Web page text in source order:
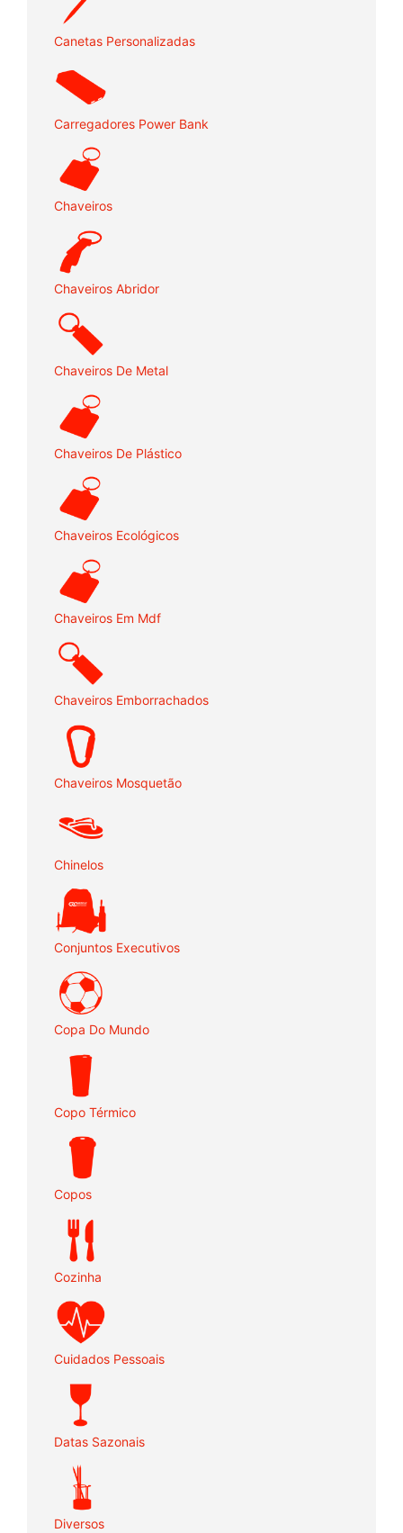
Canetas Personalizadas
Carregadores Power Bank
Chaveiros
Chaveiros Abridor
Chaveiros De Metal
Chaveiros De Plástico
Chaveiros Ecológicos
Chaveiros Em Mdf
Chaveiros Emborrachados
Chaveiros Mosquetão
Chinelos
Conjuntos Executivos
Copa Do Mundo
Copo Térmico
Copos
Cozinha
Cuidados Pessoais
Datas Sazonais
Diversos